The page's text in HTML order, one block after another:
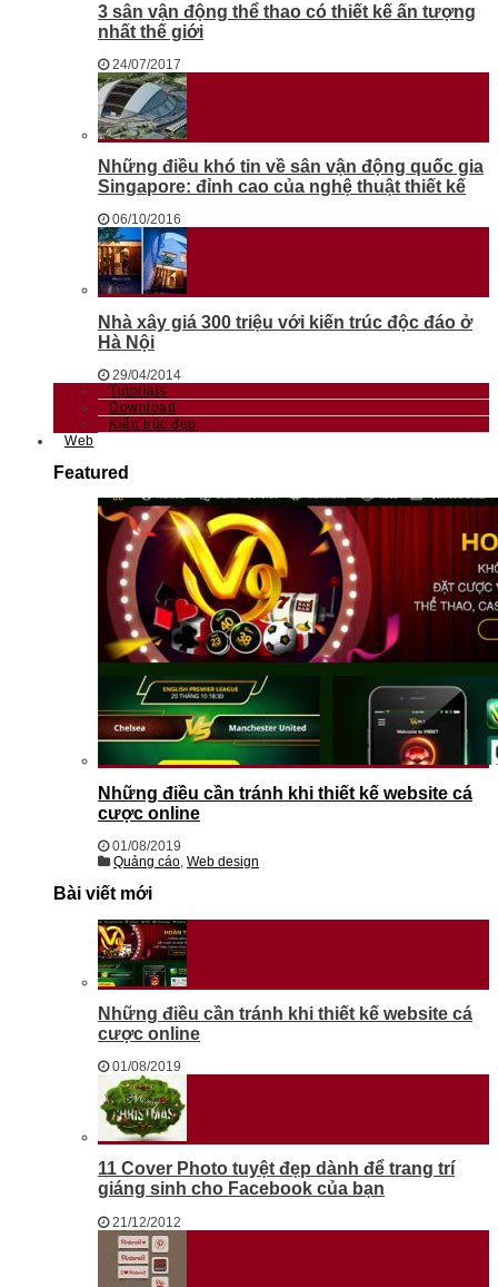
3 sân vận động thể thao có thiết kế ấn tượng
nhất thế giới
24/07/2017
Những điều khó tin về sân vận động quốc gia
Singapore: đỉnh cao của nghệ thuật thiết kế
06/10/2016
Nhà xây giá 300 triệu với kiến trúc độc đáo ở
Hà Nội
29/04/2014
Tutorials
Download
Kiến trúc đẹp
Web
Featured
Những điều cần tránh khi thiết kế website cá
cược online
01/08/2019
Quảng cáo, Web design
Bài viết mới
Những điều cần tránh khi thiết kế website cá
cược online
01/08/2019
11 Cover Photo tuyệt đẹp dành để trang trí
giáng sinh cho Facebook của bạn
21/12/2012